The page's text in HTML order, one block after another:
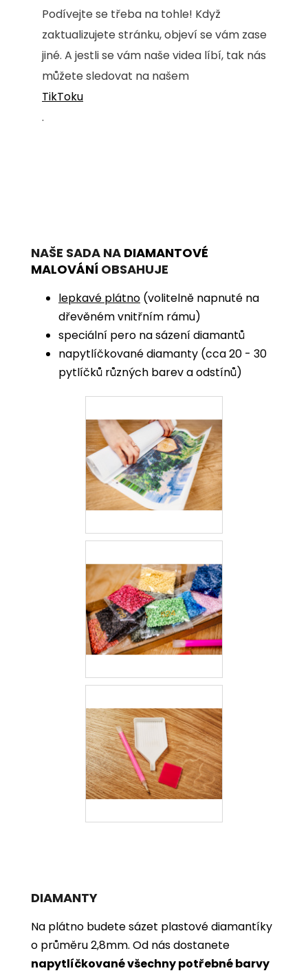
Podívejte se třeba na tohle! Když
zaktualizujete stránku, objeví se vám zase
jiné. A jestli se vám naše videa líbí, tak nás
můžete sledovat na našem
TikToku
.
NAŠE SADA NA DIAMANTOVÉ
MALOVÁNÍ OBSAHUJE
lepkavé plátno (volitelně napnuté na
dřevěném vnitřním rámu)
speciální pero na sázení diamantů
napytlíčkované diamanty (cca 20 - 30
pytlíčků různých barev a odstínů)
DIAMANTY
Na plátno budete sázet plastové diamantíky
o průměru 2,8mm. Od nás dostanete
napytlíčkované všechny potřebné barvy